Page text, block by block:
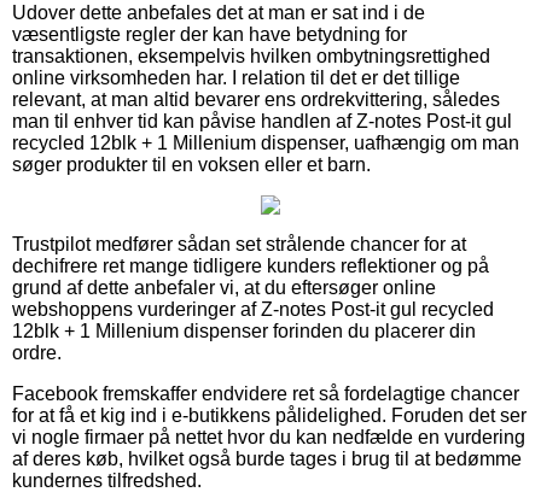
Udover dette anbefales det at man er sat ind i de
væsentligste regler der kan have betydning for
transaktionen, eksempelvis hvilken ombytningsrettighed
online virksomheden har. I relation til det er det tillige
relevant, at man altid bevarer ens ordrekvittering, således
man til enhver tid kan påvise handlen af Z-notes Post-it gul
recycled 12blk + 1 Millenium dispenser, uafhængig om man
søger produkter til en voksen eller et barn.
Trustpilot medfører sådan set strålende chancer for at
dechifrere ret mange tidligere kunders reflektioner og på
grund af dette anbefaler vi, at du eftersøger online
webshoppens vurderinger af Z-notes Post-it gul recycled
12blk + 1 Millenium dispenser forinden du placerer din
ordre.
Facebook fremskaffer endvidere ret så fordelagtige chancer
for at få et kig ind i e-butikkens pålidelighed. Foruden det ser
vi nogle firmaer på nettet hvor du kan nedfælde en vurdering
af deres køb, hvilket også burde tages i brug til at bedømme
kundernes tilfredshed.